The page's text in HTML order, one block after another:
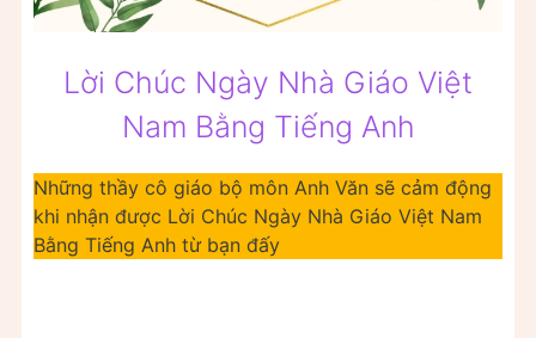
Lời Chúc Ngày Nhà Giáo Việt
Nam Bằng Tiếng Anh
Những thầy cô giáo bộ môn Anh Văn sẽ cảm động
khi nhận được Lời Chúc Ngày Nhà Giáo Việt Nam
Bằng Tiếng Anh từ bạn đấy